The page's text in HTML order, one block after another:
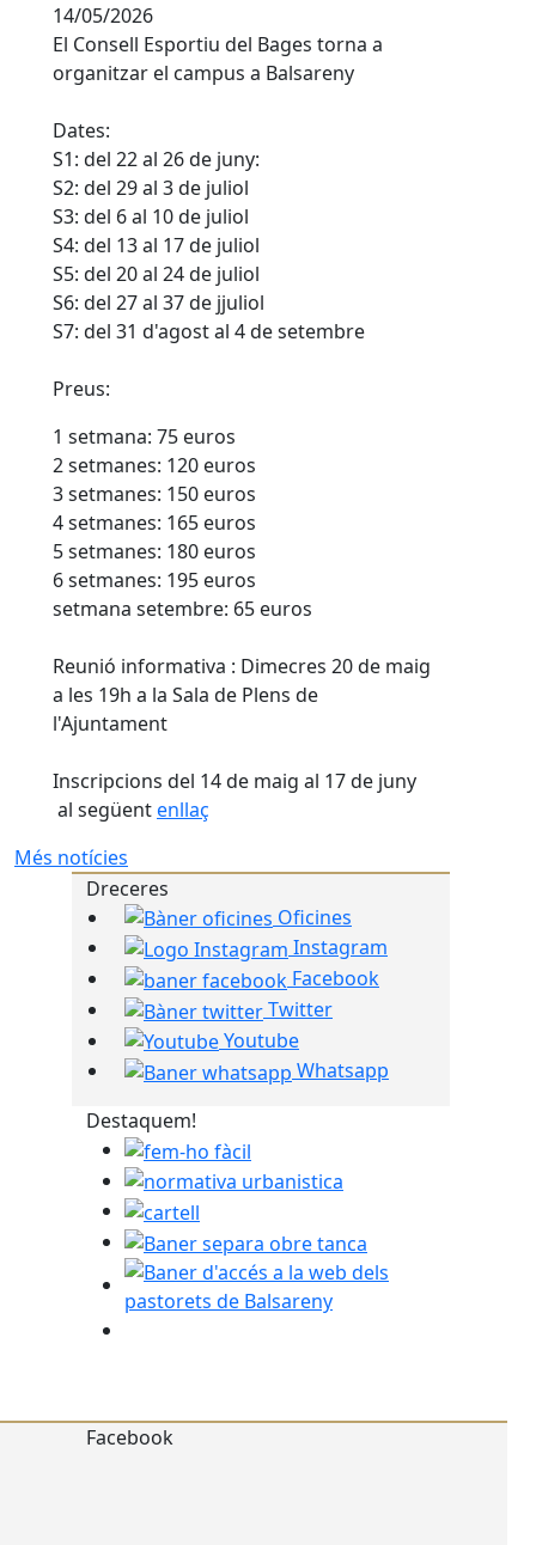
14/05/2026
El Consell Esportiu del Bages torna a
organitzar el campus a Balsareny
Dates:
S1: del 22 al 26 de juny:
S2: del 29 al 3 de juliol
S3: del 6 al 10 de juliol
S4: del 13 al 17 de juliol
S5: del 20 al 24 de juliol
S6: del 27 al 37 de jjuliol
S7: del 31 d'agost al 4 de setembre
Preus:
1 setmana: 75 euros
2 setmanes: 120 euros
3 setmanes: 150 euros
4 setmanes: 165 euros
5 setmanes: 180 euros
6 setmanes: 195 euros
setmana setembre: 65 euros
Reunió informativa : Dimecres 20 de maig
a les 19h a la Sala de Plens de
l'Ajuntament
Inscripcions del 14 de maig al 17 de juny
al següentenllaç
Més notícies
Dreceres
Oficines
Instagram
Facebook
Twitter
Youtube
Whatsapp
Destaquem!
fem-ho fàcil
normativa urbanistica
cartell
Baner separa obre tanca
Baner d'accés a la web dels pastorets de
Facebook